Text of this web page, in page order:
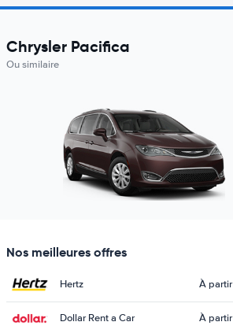
Chrysler Pacifica
Ou similaire
Nos meilleures offres
Hertz À
Dollar Rent a Car À